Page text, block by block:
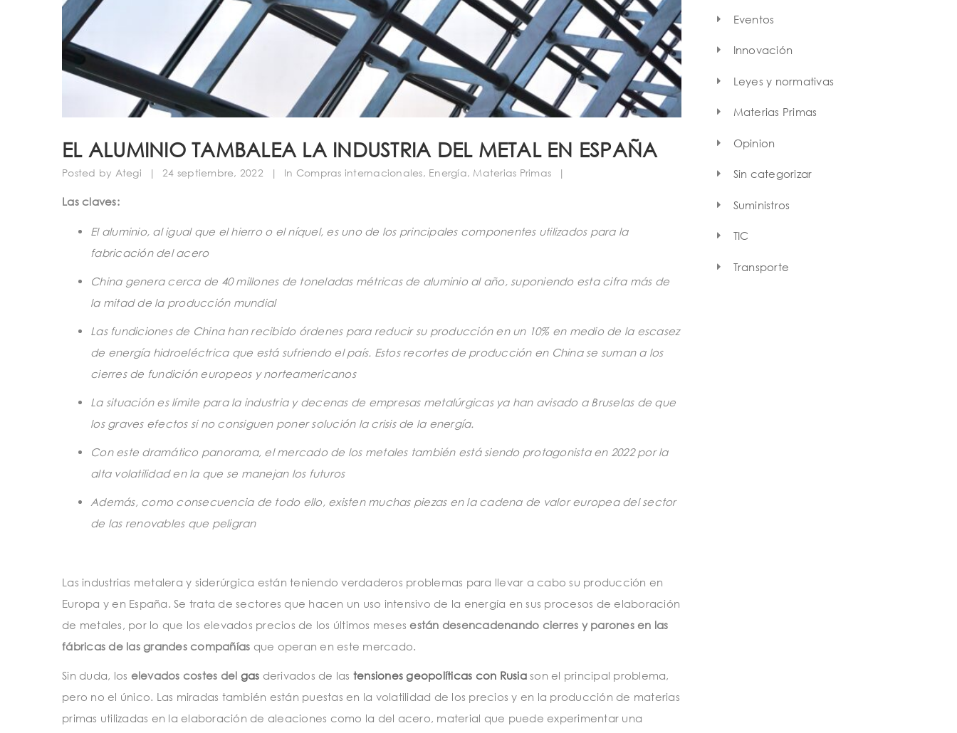
EL ALUMINIO TAMBALEA LA INDUSTRIA DEL METAL EN ESPAÑA
Posted by Ategi | 24 septiembre, 2022 | In Compras internacionales, Energía, Materias Primas |
Las claves:
El aluminio, al igual que el hierro o el níquel, es uno de los principales componentes utilizados para la
fabricación del acero
China genera cerca de 40 millones de toneladas métricas de aluminio al año, suponiendo esta cifra más de
la mitad de la producción mundial
Las fundiciones de China han recibido órdenes para reducir su producción en un 10% en medio de la escasez
de energía hidroeléctrica que está sufriendo el país. Estos recortes de producción en China se suman a los
cierres de fundición europeos y norteamericanos
La situación es límite para la industria y decenas de empresas metalúrgicas ya han avisado a Bruselas de que
los graves efectos si no consiguen poner solución la crisis de la energía.
Con este dramático panorama, el mercado de los metales también está siendo protagonista en 2022 por la
alta volatilidad en la que se manejan los futuros
Además, como consecuencia de todo ello, existen muchas piezas en la cadena de valor europea del sector
de las renovables que peligran
Las industrias metalera y siderúrgica están teniendo verdaderos problemas para llevar a cabo su producción en
Europa y en España. Se trata de sectores que hacen un uso intensivo de la energía en sus procesos de elaboración
de metales, por lo que los elevados precios de los últimos mesesestán desencadenando cierres y parones en las
fábricas de las grandes compañías que operan en este mercado.
Sin duda, los elevados costes del gas derivados de las tensiones geopolíticas con Rusiason el principal problema,
pero no el único. Las miradas también están puestas en la volatilidad de los precios y en la producción de materias
primas utilizadas en la elaboración de aleaciones como la del acero, material que puede experimentar una
Eventos
Innovación
Leyes y normativas
Materias Primas
Opinion
Sin categorizar
Suministros
TIC
Transporte